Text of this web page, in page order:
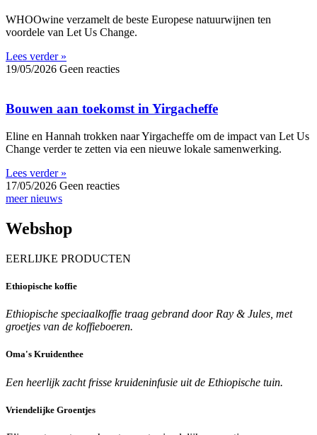
WHOOwine verzamelt de beste Europese natuurwijnen ten
voordele van Let Us Change.
Lees verder »
19/05/2026 Geen reacties
Bouwen aan toekomst in Yirgacheffe
Eline en Hannah trokken naar Yirgacheffe om de impact van Let Us
Change verder te zetten via een nieuwe lokale samenwerking.
Lees verder »
17/05/2026 Geen reacties
meer nieuws
Webshop
EERLIJKE PRODUCTEN
Ethiopische koffie
Ethiopische speciaalkoffie traag gebrand door Ray & Jules, met
groetjes van de koffieboeren.
Oma's Kruidenthee
Een heerlijk zacht frisse kruideninfusie uit de Ethiopische tuin.
Vriendelijke Groentjes